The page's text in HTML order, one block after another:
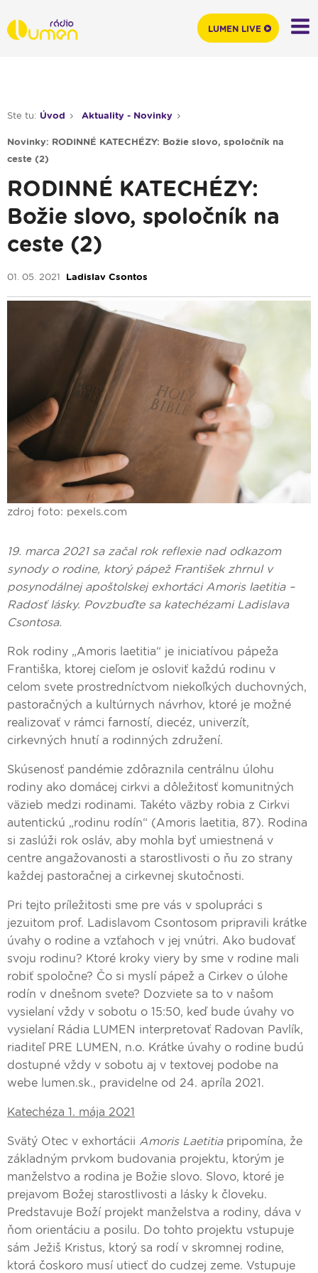
Ste tu: Úvod Aktuality - Novinky
Novinky: RODINNÉ KATECHÉZY: Božie slovo, spoločník na
ceste (2)
RODINNÉ KATECHÉZY:
Božie slovo, spoločník na
ceste (2)
01. 05. 2021 Ladislav Csontos
zdroj foto: pexels.com
19. marca 2021 sa začal rok reflexie nad odkazom
synody o rodine, ktorý pápež František zhrnul v
posynodálnej apoštolskej exhortáci Amoris laetitia –
Radosť lásky. Povzbuďte sa katechézami Ladislava
Csontosa.
Rok rodiny „Amoris laetitia“ je iniciatívou pápeža
Františka, ktorej cieľom je osloviť každú rodinu v
celom svete prostredníctvom niekoľkých duchovných,
pastoračných a kultúrnych návrhov, ktoré je možné
realizovať v rámci farností, diecéz, univerzít,
cirkevných hnutí a rodinných združení.
Skúsenosť pandémie zdôraznila centrálnu úlohu
rodiny ako domácej cirkvi a dôležitosť komunitných
väzieb medzi rodinami. Takéto väzby robia z Cirkvi
autentickú „rodinu rodín“ (Amoris laetitia, 87). Rodina
si zaslúži rok osláv, aby mohla byť umiestnená v
centre angažovanosti a starostlivosti o ňu zo strany
každej pastoračnej a cirkevnej skutočnosti.
Pri tejto príležitosti sme pre vás v spolupráci s
jezuitom prof. Ladislavom Csontosom pripravili krátke
úvahy o rodine a vzťahoch v jej vnútri. Ako budovať
svoju rodinu? Ktoré kroky viery by sme v rodine mali
robiť spoločne? Čo si myslí pápež a Cirkev o úlohe
rodín v dnešnom svete? Dozviete sa to v našom
vysielaní vždy v sobotu o 15:50, keď bude úvahy vo
vysielaní Rádia LUMEN interpretovať Radovan Pavlík,
riaditeľ PRE LUMEN, n.o. Krátke úvahy o rodine budú
dostupné vždy v sobotu aj v textovej podobe na
webe lumen.sk., pravidelne od 24. apríla 2021.
Katechéza 1. mája 2021
Svätý Otec v exhortácii Amoris Laetitiapripomína, že
základným prvkom budovania projektu, ktorým je
manželstvo a rodina je Božie slovo. Slovo, ktoré je
prejavom Božej starostlivosti a lásky k človeku.
Predstavuje Boží projekt manželstva a rodiny, dáva v
ňom orientáciu a posilu. Do tohto projektu vstupuje
sám Ježiš Kristus, ktorý sa rodí v skromnej rodine,
ktorá čoskoro musí utiecť do cudzej zeme. Vstupuje
LUMEN LIVE